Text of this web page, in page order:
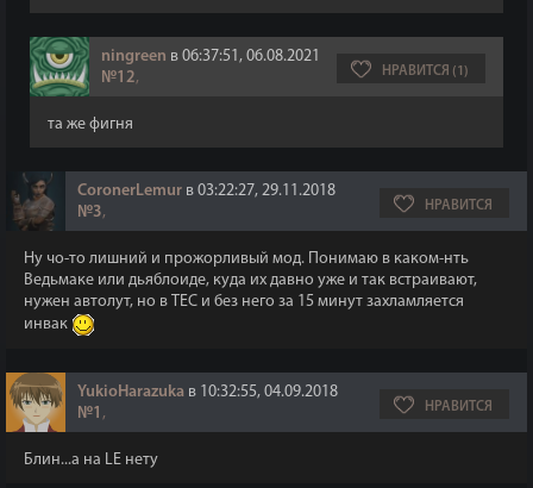
ningreen в 06:37:51, 06.08.2021
№12, НРАВИТСЯ (1)
та же фигня
CoronerLemur в 03:22:27, 29.11.2018
№3, НРАВИТСЯ
Ну чо-то лишний и прожорливый мод. Понимаю в каком-нть
Ведьмаке или дьяблоиде, куда их давно уже и так встраивают,
нужен автолут, но в ТЕС и без него за 15 минут захламляется
инвак
YukioHarazuka в 10:32:55, 04.09.2018
№1 , НРАВИТСЯ
Блин...а на LE нету